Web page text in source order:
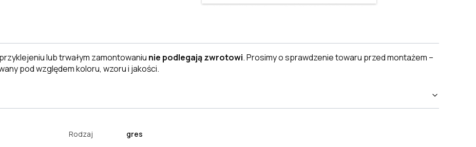
lub trwałym zamontowaniu nie podlegają zwrotowi. Prosimy o sprawdzenie towaru przed montażem –
pod względem koloru, wzoru i jakości.
Rodzaj
gres